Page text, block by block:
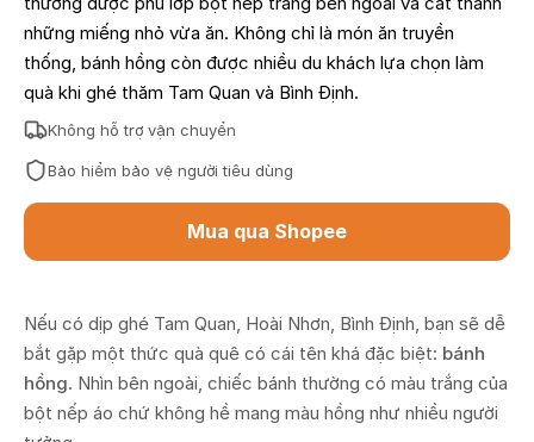
những miếng nhỏ vừa ăn. Không chỉ là món ăn truyền
thống, bánh hồng còn được nhiều du khách lựa chọn làm
quà khi ghé thăm Tam Quan và Bình Định.
Không hỗ trợ vận chuyển
Bảo hiểm bảo vệ người tiêu dùng
Mua qua Shopee
Nếu có dịp ghé Tam Quan, Hoài Nhơn, Bình Định, bạn sẽ dễ
bắt gặp một thức quà quê có cái tên khá đặc biệt: bánh
hồng. Nhìn bên ngoài, chiếc bánh thường có màu trắng của
bột nếp áo chứ không hề mang màu hồng như nhiều người